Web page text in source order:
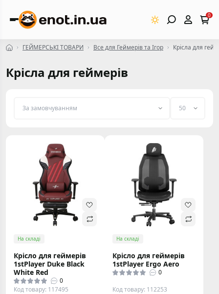
0
ГЕЙМЕРСЬКІ ТОВАРИ Все для Геймерів та Ігор Крісла для
Крісла для геймерів
На складі
Крісло для геймерів
1stPlayer Duke Black
White Red
0
Код товару: 117495
На складі
Крісло для геймерів
1stPlayer Ergo Aero
0
Код товару: 112253